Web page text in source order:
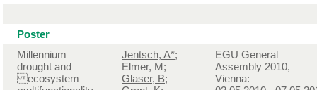
Poster
Millennium
drought and
ecosystem
Jentsch, A*;
Elmer, M;
Glaser, B;
EGU General
Assembly 2010,
Vienna: